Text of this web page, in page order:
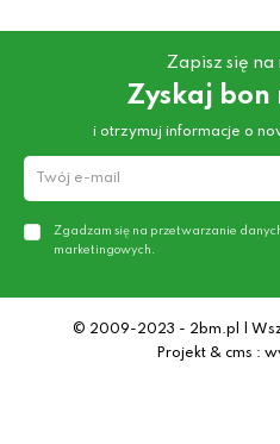
Zapisz się
Zyskaj
i otrzymuj informacje o
Zgadzam się na przetwarzanie
marketingowych.
© 2009-2023 - 2bm.pl |
Projekt & cms :